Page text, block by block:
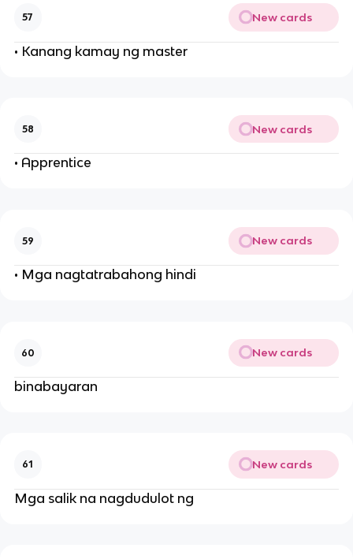
57 New cards
• Kanang kamay ng master
58 New cards
• Apprentice
59 New cards
• Mga nagtatrabahong hindi
60 New cards
binabayaran
61 New cards
Mga salik na nagdudulot ng